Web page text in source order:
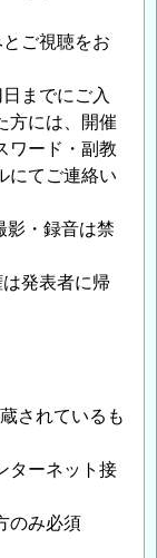
ご視聴をお
までにご入
方には、開催
ワード・副教
にてご連絡い
影・録音は禁
発表者に帰
されているも
ターネット接
のみ必須